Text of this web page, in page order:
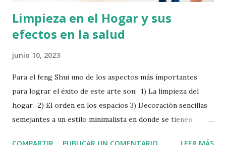
Limpieza en el Hogar y sus
efectos en la salud
junio 10, 2023
Para el feng Shui uno de los aspectos más importantes
para lograr el éxito de este arte son: 1) La limpieza del
hogar. 2) El orden en los espacios 3) Decoración sencillas
semejantes a un estilo minimalista en donde se tienen